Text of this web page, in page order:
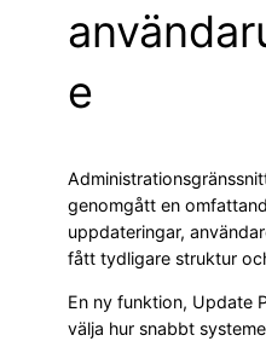
e
genomgått en
uppdateringar,
fått tydligare struktur
En ny funktion, Update
välja hur snabbt